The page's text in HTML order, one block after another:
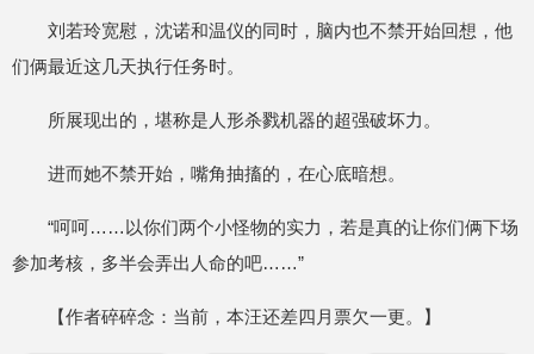
刘若玲宽慰，沈诺和温仪的同时，脑内也不禁开始回想，他
们俩最近这几天执行任务时。
所展现出的，堪称是人形杀戮机器的超强破坏力。
进而她不禁开始，嘴角抽搐的，在心底暗想。
“呵呵……以你们两个小怪物的实力，若是真的让你们俩下场
参加考核，多半会弄出人命的吧……”
【作者碎碎念：当前，本汪还差四月票欠一更。】